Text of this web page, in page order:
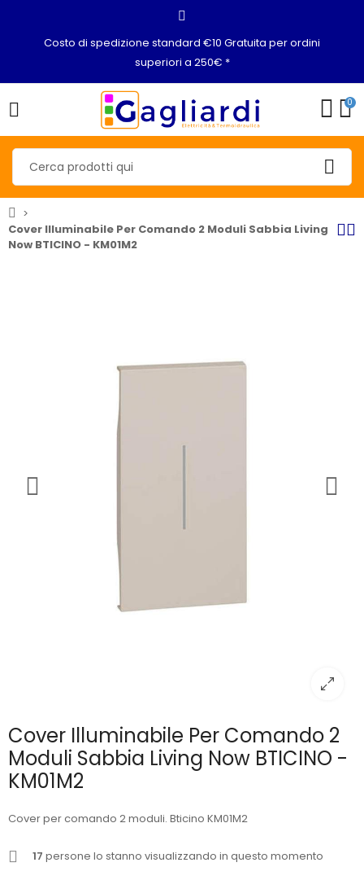
Costo di spedizione standard €10 Gratuita per ordini
superiori a 250€ *
0
Cover Illuminabile Per Comando 2 Moduli Sabbia Living
Now BTICINO - KM01M2
Cover Illuminabile Per Comando 2
Moduli Sabbia Living Now BTICINO -
KM01M2
Cover per comando 2 moduli. Bticino KM01M2
17 persone lo stanno visualizzando in questo momento